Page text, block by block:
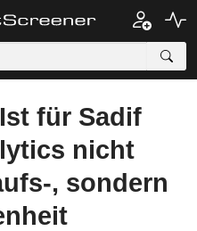
für Sadif
nicht
, sondern